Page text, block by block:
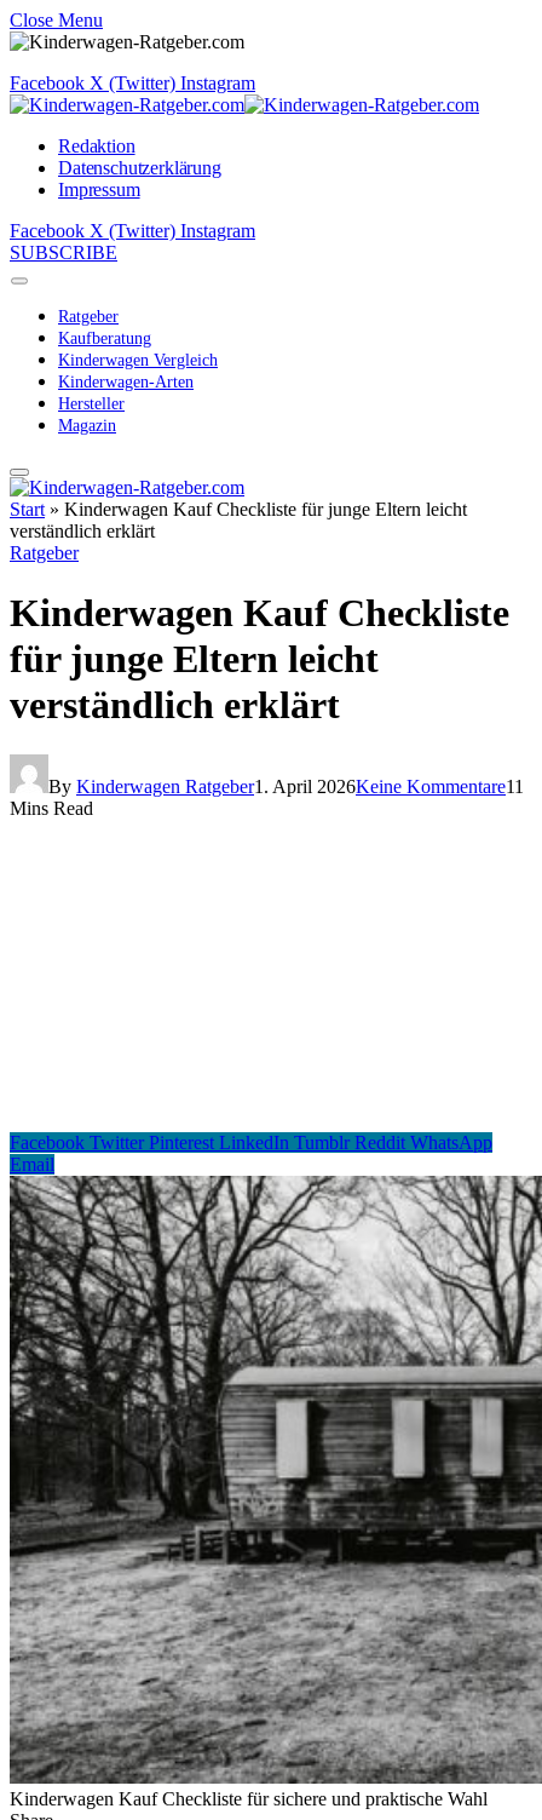
Close Menu
Facebook X (Twitter) Instagram
Redaktion
Datenschutzerklärung
Impressum
Facebook X (Twitter) Instagram
SUBSCRIBE
Ratgeber
Kaufberatung
Kinderwagen Vergleich
Kinderwagen-Arten
Hersteller
Magazin
Start » Kinderwagen Kauf Checkliste für junge Eltern leicht
verständlich erklärt
Ratgeber
Kinderwagen Kauf Checkliste
für junge Eltern leicht
verständlich erklärt
By Kinderwagen Ratgeber1. April 2026Keine Kommentare11
Mins Read
Facebook Twitter Pinterest LinkedIn Tumblr Reddit WhatsApp
Email
Kinderwagen Kauf Checkliste für sichere und praktische Wahl